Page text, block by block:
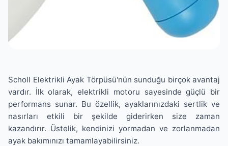
Scholl Elektrikli Ayak Törpüsü'nün sunduğu birçok avantaj
vardır. İlk olarak, elektrikli motoru sayesinde güçlü bir
performans sunar. Bu özellik, ayaklarınızdaki sertlik ve
nasırları etkili bir şekilde giderirken size zaman
kazandırır. Üstelik, kendinizi yormadan ve zorlanmadan
ayak bakımınızı tamamlayabilirsiniz.